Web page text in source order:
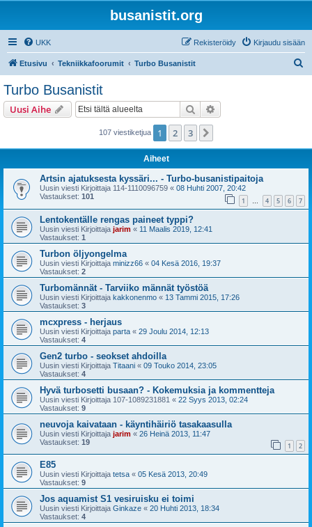
busanistit.org
UKK Kirjaudu sisään
Rekisteröidy
Etusivu Tekniikkafoorumit Turbo Busanistit
Turbo Busanistit
Uusi Aihe Etsi
107 viestiketjua 1 2 3
Aiheet
Artsin ajatuksesta kyssäri... - Turbo-busanistipaitoja
Uusin viesti Kirjoittaja 114-1110096759 « 08 Huhti 2007, 20:42
Vastaukset: 101 1 … 4 5 6 7
Lentokentälle rengas paineet typpi?
Uusin viesti Kirjoittaja jarim « 11 Maalis 2019, 12:41
Vastaukset: 1
Turbon öljyongelma
Uusin viesti Kirjoittaja minizz66 « 04 Kesä 2016, 19:37
Vastaukset: 2
Turbomännät - Tarviiko männät työstöä
Uusin viesti Kirjoittaja kakkonenmo « 13 Tammi 2015, 17:26
Vastaukset: 3
mcxpress - herjaus
Uusin viesti Kirjoittaja parta « 29 Joulu 2014, 12:13
Vastaukset: 4
Gen2 turbo - seokset ahdoilla
Uusin viesti Kirjoittaja Titaani « 09 Touko 2014, 23:05
Vastaukset: 4
Hyvä turbosetti busaan? - Kokemuksia ja kommentteja
Uusin viesti Kirjoittaja 107-1089231881 « 22 Syys 2013, 02:24
Vastaukset: 9
neuvoja kaivataan - käyntihäiriö tasakaasulla
Uusin viesti Kirjoittaja jarim « 26 Heinä 2013, 11:47
Vastaukset: 19 1 2
E85
Uusin viesti Kirjoittaja tetsa « 05 Kesä 2013, 20:49
Vastaukset: 9
Jos aquamist S1 vesiruisku ei toimi
Uusin viesti Kirjoittaja Ginkaze « 20 Huhti 2013, 18:34
Vastaukset: 4